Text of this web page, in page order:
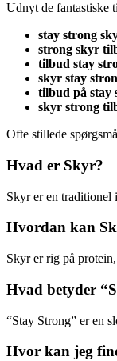
Udnyt de fantastiske
stay strong
strong skyr
tilbud stay
skyr stay
tilbud på stay
skyr strong
Ofte stillede
Hvad er Skyr?
Skyr er en traditionel
Hvordan kan
Skyr er rig på
Hvad betyder
“Stay Strong” er en
Hvor kan jeg